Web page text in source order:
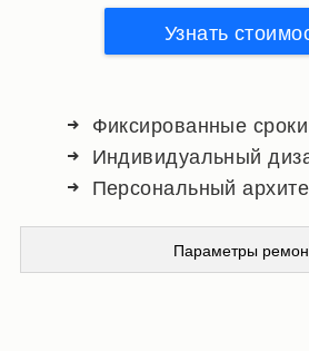
Узнать
Фиксированные
Индивидуальный
Персональный
Параметры